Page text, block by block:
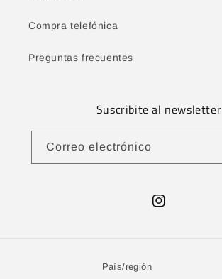
Compra telefónica
Preguntas frecuentes
Suscribite al newsletter
Correo electrónico
Instagram
País/región